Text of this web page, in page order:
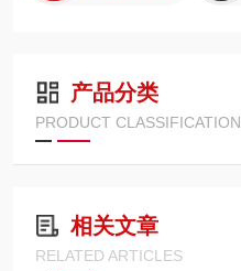
产品分类
PRODUCT CLASSIFICATION
相关文章
RELATED ARTICLES